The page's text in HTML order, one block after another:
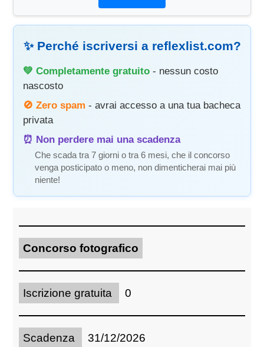
✨ Perché iscriversi a reflexlist.com?
💚 Completamente gratuito - nessun costo
nascosto
🚫 Zero spam - avrai accesso a una tua bacheca
privata
⏰ Non perdere mai una scadenza
Che scada tra 7 giorni o tra 6 mesi, che il concorso
venga posticipato o meno, non dimenticherai mai più
niente!
Concorso fotografico
Iscrizione gratuita 0
Scadenza 31/12/2026